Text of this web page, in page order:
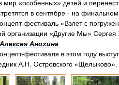
в мир «особенных» детей и
в сентябре - на финальном
фестиваль «Взлет с
организации «Другие Мы»
Алексея Анохина
фестиваля в этом году
А.Н. Островского «Щелыково».